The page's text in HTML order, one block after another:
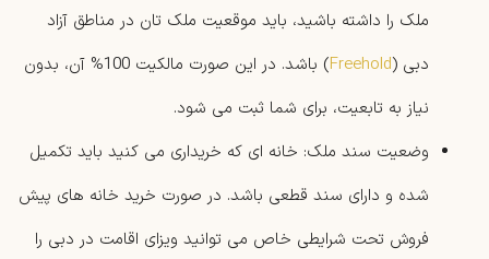
ملک را داشته باشید، باید موقعیت ملک تان در مناطق آزاد
دبی (Freehold
) باشد. در این صورت مالکیت 100% آن، بدون
نیاز به تابعیت، برای شما ثبت می شود.
وضعیت سند ملک: خانه ای که خریداری می کنید باید تکمیل
شده و دارای سند قطعی باشد. در صورت خرید خانه های پیش
فروش تحت شرایطی خاص می توانید ویزای اقامت در دبی را